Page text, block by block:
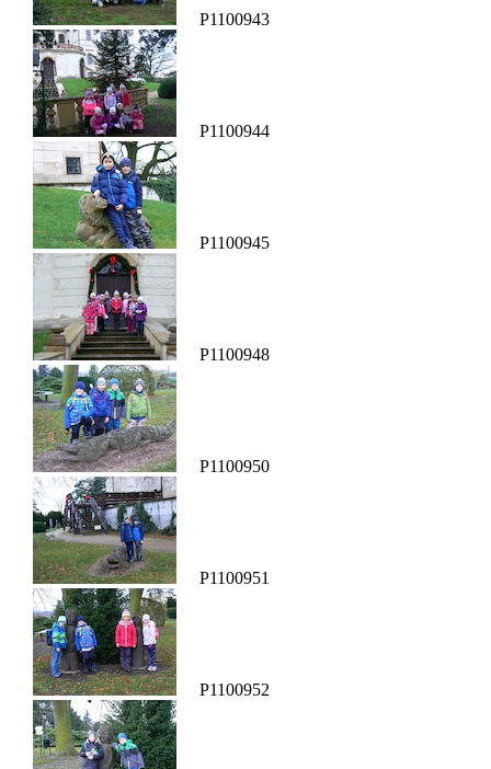
P1100943
P1100944
P1100945
P1100948
P1100950
P1100951
P1100952